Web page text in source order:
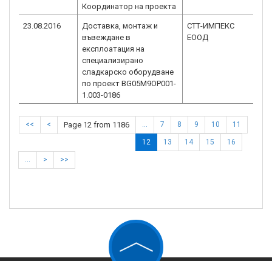
Координатор на проекта
23.08.2016
Доставка, монтаж и
въвеждане в
експлоатация на
специализирано
сладкарско оборудване
по проект BG05M9OP001-
1.003-0186
СТТ-ИМПЕКС
ЕООД
<< < Page 12 from 1186 … 7 8 9 10 11
12 13 14 15 16
… > >>